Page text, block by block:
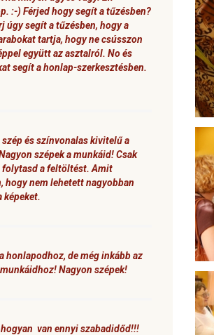
:-) Férjed hogy segít a tűzésben?
úgy segít a tűzésben, hogy a
tartja, hogy ne csússzon
együtt az asztalról. No és
segít a honlap-szerkesztésben.
és színvonalas kivitelű a
szépek a munkáid! Csak
folytasd a feltöltést. Amit
hogy nem lehetett nagyobban
képeket.
honlapodhoz, de még inkább az
Nagyon szépek!
van ennyi szabadidőd!!!